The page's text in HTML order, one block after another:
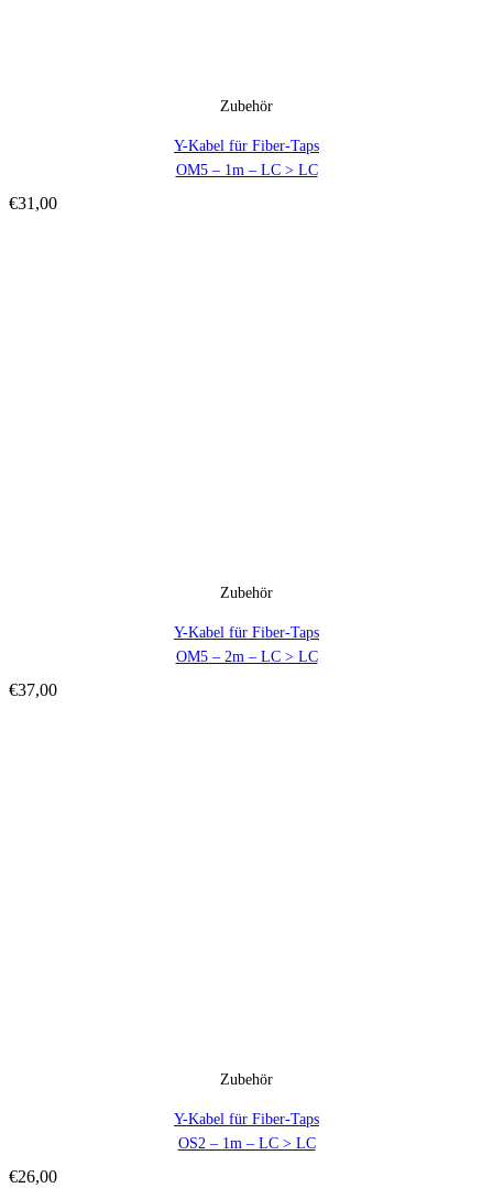
Zubehör
Y-Kabel für Fiber-Taps
OM5 – 1m – LC > LC
€31,00
Zubehör
Y-Kabel für Fiber-Taps
OM5 – 2m – LC > LC
€37,00
Zubehör
Y-Kabel für Fiber-Taps
OS2 – 1m – LC > LC
€26,00